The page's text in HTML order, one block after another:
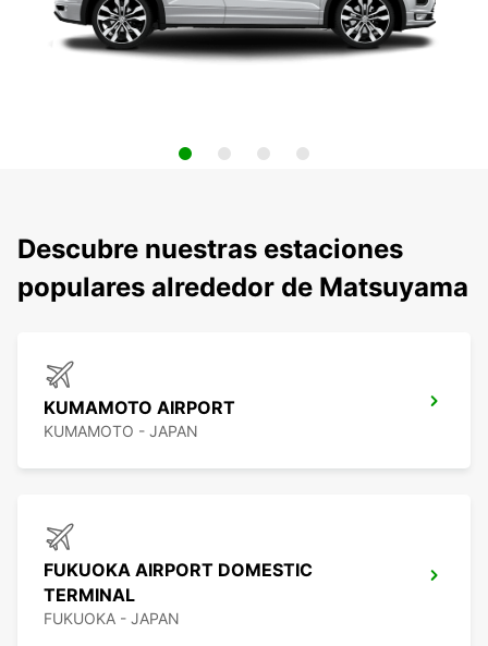
Descubre nuestras estaciones
populares alrededor de Matsuyama
KUMAMOTO AIRPORT
KUMAMOTO - JAPAN
FUKUOKA AIRPORT DOMESTIC
TERMINAL
FUKUOKA - JAPAN